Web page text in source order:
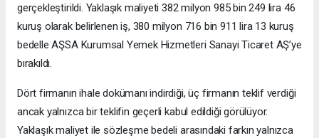
gerçekleştirildi. Yaklaşık maliyeti 382 milyon 985 bin 249 lira 46
kuruş olarak belirlenen iş, 380 milyon 716 bin 911 lira 13 kuruş
bedelle AŞSA Kurumsal Yemek Hizmetleri Sanayi Ticaret AŞ’ye
bırakıldı.
Dört firmanın ihale dokümanı indirdiği, üç firmanın teklif verdiği
ancak yalnızca bir teklifin geçerli kabul edildiği görülüyor.
Yaklaşık maliyet ile sözleşme bedeli arasındaki farkın yalnızca